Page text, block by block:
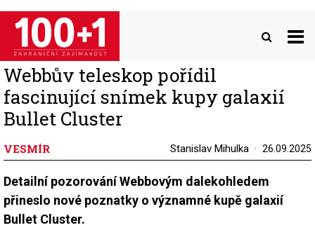
Přejít
hlavnímu
obsahu
Webbův teleskop pořídil
fascinující snímek kupy galaxií
Bullet Cluster
VESMÍR Stanislav Mihulka 26.09.2025
Detailní pozorování Webbovým dalekohledem
přineslo nové poznatky o významné kupě galaxií
Bullet Cluster.